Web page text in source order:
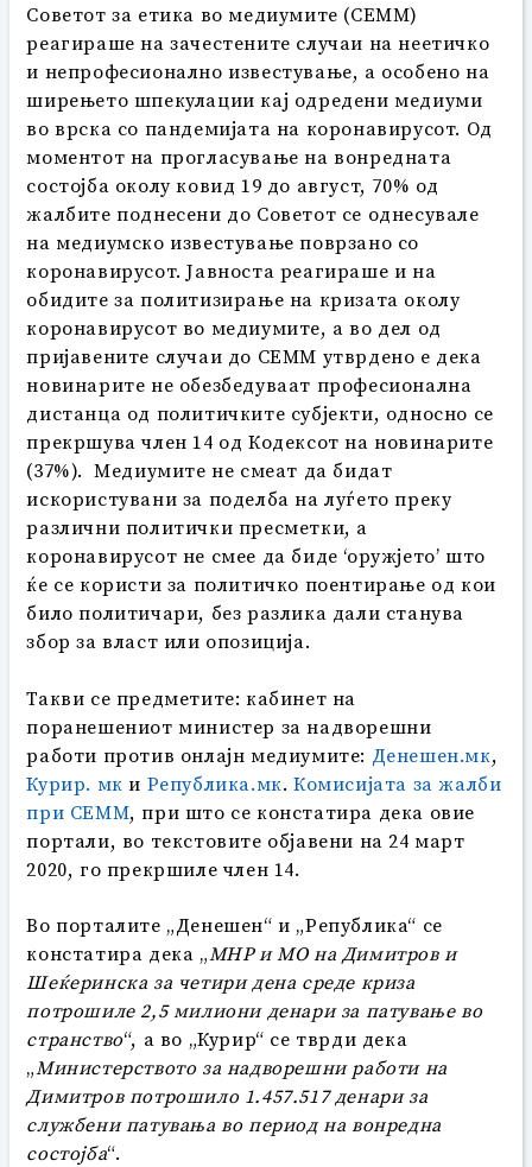
Советот за етика во медиумите (СЕММ)
реагираше на зачестените случаи на неетичко
и непрофесионално известување, а особено на
ширењето шпекулации кај одредени медиуми
во врска со пандемијата на коронавирусот. Од
моментот на прогласување на вонредната
состојба околу ковид 19 до август, 70% од
жалбите поднесени до Советот се однесувале
на медиумско известување поврзано со
коронавирусот. Јавноста реагираше и на
обидите за политизирање на кризата околу
коронавирусот во медиумите, а во дел од
пријавените случаи до СЕММ утврдено е дека
новинарите не обезбедуваат професионална
дистанца од политичките субјекти, односно се
прекршува член 14 од Кодексот на новинарите
(37%). Медиумите не смеат да бидат
искористувани за поделба на луѓето преку
различни политички пресметки, а
коронавирусот не смее да биде ‘оружјето’ што
ќе се користи за политичко поентирање од кои
било политичари, без разлика дали станува
збор за власт или опозиција.
Такви се предметите: кабинет на
поранешениот министер за надворешни
работи против онлајн медиумите: Денешен.мк,
Курир. мк и Република.мк.Комисијата за жалби
при СЕММ, при што се констатира дека овие
портали, во текстовите објавени на 24 март
2020, го прекршиле член 14.
Во порталите „Денешен“ и „Република“ се
констатира дека „МНР и МО на Димитров и
Шеќеринска за четири дена среде криза
потрошиле 2,5 милиони денари за патување во
странство“, a во „Курир“ се тврди дека
„Министерството за надворешни работи на
Димитров потрошило 1.457.517 денари за
службени патувања во период на вонредна
состојба“.